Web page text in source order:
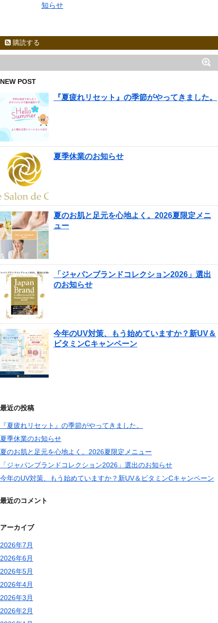
知らせ
購読する
NEW POST
『夏疲れリセット』の季節がやってきました。
夏季休業のお知らせ
夏のお肌と足元を心地よく。2026夏限定メニ
ュー
「ジャパンブランドコレクション2026」選出
のお知らせ
今年のUV対策、もう始めていますか？新UV＆
ビタミンCキャンペーン
最近の投稿
『夏疲れリセット』の季節がやってきました。
夏季休業のお知らせ
夏のお肌と足元を心地よく。2026夏限定メニュー
「ジャパンブランドコレクション2026」選出のお知らせ
今年のUV対策、もう始めていますか？新UV＆ビタミンCキャンペーン
最近のコメント
アーカイブ
2026年7月
2026年6月
2026年5月
2026年4月
2026年3月
2026年2月